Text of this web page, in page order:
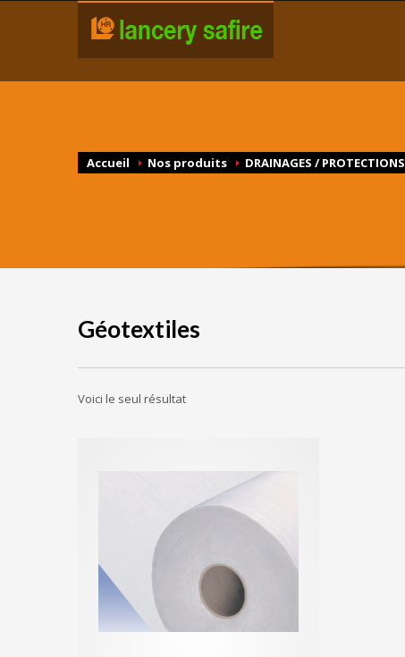
Accueil Nos produits DRAINAGES / PROTECTIONS
Géotextiles
Voici le seul résultat